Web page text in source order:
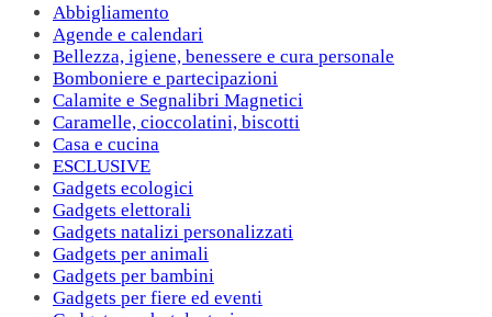
Abbigliamento
Agende e calendari
Bellezza, igiene, benessere e cura personale
Bomboniere e partecipazioni
Calamite e Segnalibri Magnetici
Caramelle, cioccolatini, biscotti
Casa e cucina
ESCLUSIVE
Gadgets ecologici
Gadgets elettorali
Gadgets natalizi personalizzati
Gadgets per animali
Gadgets per bambini
Gadgets per fiere ed eventi